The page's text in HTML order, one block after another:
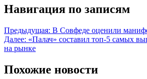
Навигация по записям
Предыдущая: В Совфеде оценили
Далее: «Палач» составил топ-5 самых
на рынке
Похожие новости